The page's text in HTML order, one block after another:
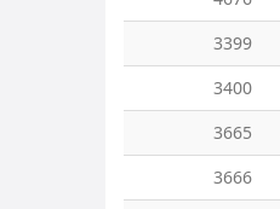
3399
3400
3665
3666